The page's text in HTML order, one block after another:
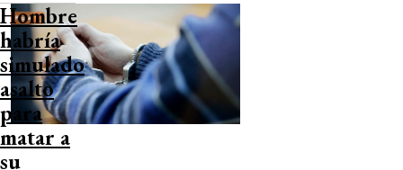
Hombre
habría
simulado
asalto
para
matar a
su